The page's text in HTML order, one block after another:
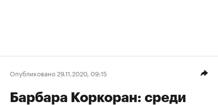
Опубликовано 29.11.2020, 09:15
Барбара Коркоран: среди